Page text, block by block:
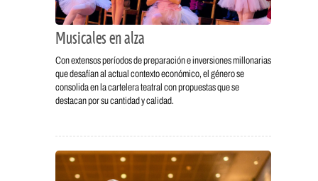
Musicales en alza
Con extensos períodos de preparación e inversiones millonarias
que desafían al actual contexto económico, el género se
consolida en la cartelera teatral con propuestas que se
destacan por su cantidad y calidad.